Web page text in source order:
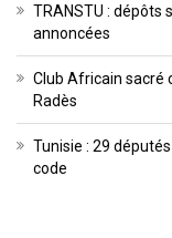
TRANSTU : dépôts
annoncées
Club Africain sacré
Radès
Tunisie : 29
code